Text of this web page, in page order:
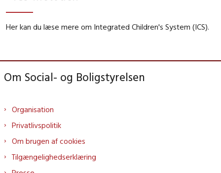
Her kan du læse mere om Integrated Children's System (ICS).
Om Social- og Boligstyrelsen
Organisation
Privatlivspolitik
Om brugen af cookies
Tilgængelighedserklæring